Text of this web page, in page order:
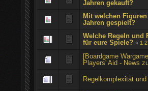
Jahren gekauft?
Mit welchen
Jahren gespielt?
Welche Regeln
für eure Spiele? « 1 2
[Boardgame
Players' Aid - News
Regelkomplexität